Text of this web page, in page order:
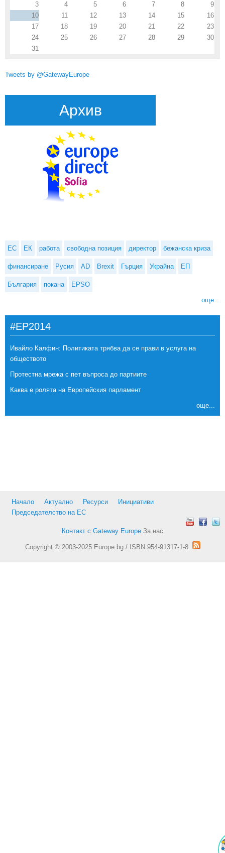
3
4 5 6 7 8
9
10
11 12 13 14 15
16
17
18 19 20 21 22
23
24
25 26 27 28 29
30
31
Tweets by @GatewayEurope
Архив
ЕС ЕК работа свободна позиция директор бежанска криза
финансиране Русия AD Brexit Гърция Украйна ЕП
България покана EPSO
още...
#EP2014
Ивайло Калфин: Политиката трябва да се прави в услуга на
обществото
Протестна мрежа с пет въпроса до партиите
Каква е ролята на Европейския парламент
още...
Начало Актуално Ресурси
Инициативи
Председателство на ЕС
Контакт с Gateway Europe За нас
Copyright © 2003-2025 Europe.bg / ISBN 954-91317-1-8